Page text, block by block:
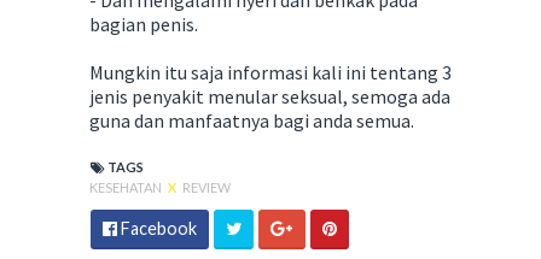
bagian penis.
Mungkin itu saja informasi kali ini tentang 3
jenis penyakit menular seksual, semoga ada
guna dan manfaatnya bagi anda semua.
TAGS
KESEHATAN X REVIEW
Facebook